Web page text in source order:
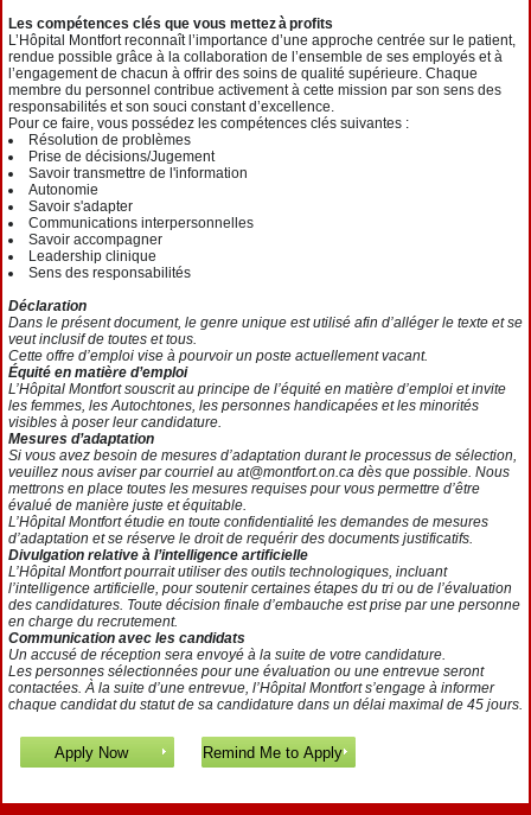
Les compétences clés que vous mettez à profits
L’Hôpital Montfort reconnaît l’importance d’une approche centrée sur le patient,
rendue possible grâce à la collaboration de l’ensemble de ses employés et à
l’engagement de chacun à offrir des soins de qualité supérieure. Chaque
membre du personnel contribue activement à cette mission par son sens des
responsabilités et son souci constant d’excellence.
Pour ce faire, vous possédez les compétences clés suivantes :
Résolution de problèmes
Prise de décisions/Jugement
Savoir transmettre de l'information
Autonomie
Savoir s'adapter
Communications interpersonnelles
Savoir accompagner
Leadership clinique
Sens des responsabilités
Déclaration
Dans le présent document, le genre unique est utilisé afin d’alléger le texte et se
veut inclusif de toutes et tous.
Cette offre d’emploi vise à pourvoir un poste actuellement vacant.
Équité en matière d’emploi
L’Hôpital Montfort souscrit au principe de l’équité en matière d’emploi et invite
les femmes, les Autochtones, les personnes handicapées et les minorités
visibles à poser leur candidature.
Mesures d’adaptation
Si vous avez besoin de mesures d’adaptation durant le processus de sélection,
veuillez nous aviser par courriel au at@montfort.on.ca dès que possible. Nous
mettrons en place toutes les mesures requises pour vous permettre d’être
évalué de manière juste et équitable.
L’Hôpital Montfort étudie en toute confidentialité les demandes de mesures
d’adaptation et se réserve le droit de requérir des documents justificatifs.
Divulgation relative à l’intelligence artificielle
L’Hôpital Montfort pourrait utiliser des outils technologiques, incluant
l’intelligence artificielle, pour soutenir certaines étapes du tri ou de l’évaluation
des candidatures. Toute décision finale d’embauche est prise par une personne
en charge du recrutement.
Communication avec les candidats
Un accusé de réception sera envoyé à la suite de votre candidature.
Les personnes sélectionnées pour une évaluation ou une entrevue seront
contactées. À la suite d’une entrevue, l’Hôpital Montfort s’engage à informer
chaque candidat du statut de sa candidature dans un délai maximal de 45 jours.